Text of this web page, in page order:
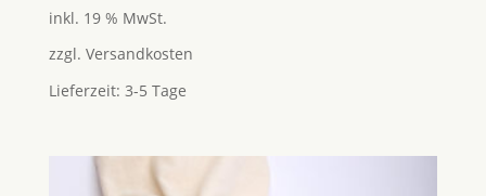
von 5
inkl. 19 % MwSt.
zzgl. Versandkosten
Lieferzeit: 3-5 Tage